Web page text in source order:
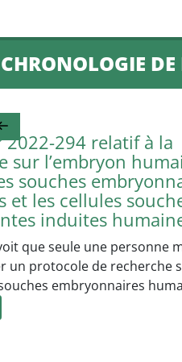
CHRONOLOGIE
2022-294 relatif à la
sur l’embryon
souches
et les cellules
induites
que seule une personne
un protocole de recherche
embryonnaires